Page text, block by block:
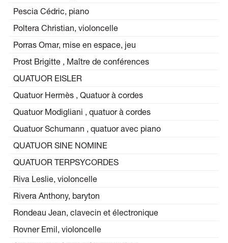
Pescia Cédric, piano
Poltera Christian, violoncelle
Porras Omar, mise en espace, jeu
Prost Brigitte , Maître de conférences
QUATUOR EISLER
Quatuor Hermès , Quatuor à cordes
Quatuor Modigliani , quatuor à cordes
Quatuor Schumann , quatuor avec piano
QUATUOR SINE NOMINE
QUATUOR TERPSYCORDES
Riva Leslie, violoncelle
Rivera Anthony, baryton
Rondeau Jean, clavecin et électronique
Rovner Emil, violoncelle